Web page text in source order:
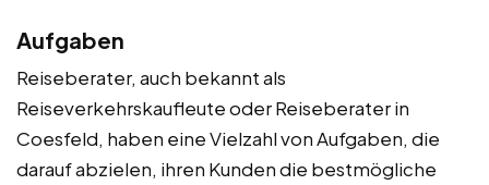
Aufgaben
Reiseberater, auch bekannt als
Reiseverkehrskaufleute oder Reiseberater in
Coesfeld, haben eine Vielzahl von Aufgaben, die
darauf abzielen, ihren Kunden die bestmögliche